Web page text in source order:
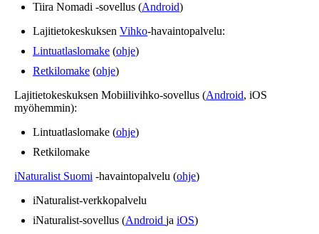
Tiira Nomadi -sovellus (Android)
Lajitietokeskuksen Vihko-havaintopalvelu:
Lintuatlaslomake (ohje)
Retkilomake (ohje)
Lajitietokeskuksen Mobiilivihko-sovellus (Android, iOS
myöhemmin):
Lintuatlaslomake (ohje)
Retkilomake
iNaturalist Suomi -havaintopalvelu (ohje)
iNaturalist-verkkopalvelu
iNaturalist-sovellus (Android ja iOS)